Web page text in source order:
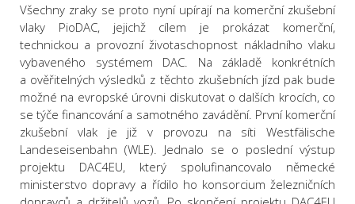
Všechny zraky se proto nyní upírají na komerční zkušební
vlaky PioDAC, jejichž cílem je prokázat komerční,
technickou a provozní životaschopnost nákladního vlaku
vybaveného systémem DAC. Na základě konkrétních
a ověřitelných výsledků z těchto zkušebních jízd pak bude
možné na evropské úrovni diskutovat o dalších krocích, co
se týče financování a samotného zavádění. První komerční
zkušební vlak je již v provozu na síti Westfälische
Landeseisenbahn (WLE). Jednalo se o poslední výstup
projektu DAC4EU, který spolufinancovalo německé
ministerstvo dopravy a řídilo ho konsorcium železničních